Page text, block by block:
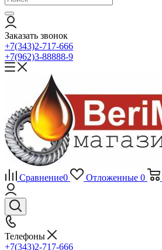
Заказать звонок
+7(343)2-717-666
+7(962)3-88888-9
Сравнение0 Отложенные 0
Телефоны
+7(343)2-717-666